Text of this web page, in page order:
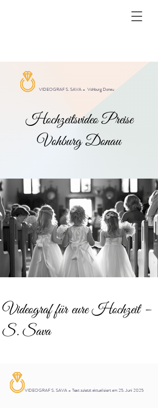
VIDEOGRAF S. SAVA – Vohburg Donau
Hochzeitsvideo Preise
Vohburg Donau
Videograf für eure Hochzeit –
S. Sava
VIDEOGRAF S. SAVA – Text zuletzt aktualisiert am 25. Juni 2025